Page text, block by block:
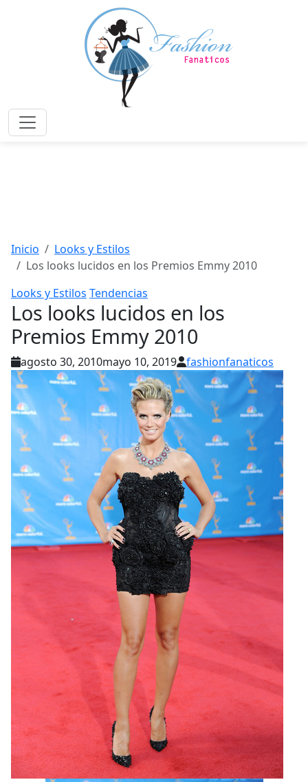
Menú
Inicio
Looks y Estilos
Los looks lucidos en los Premios Emmy 2010
Looks y Estilos Tendencias
Los looks lucidos en los
Premios Emmy 2010
agosto 30, 2010mayo 10, 2019 fashionfanaticos